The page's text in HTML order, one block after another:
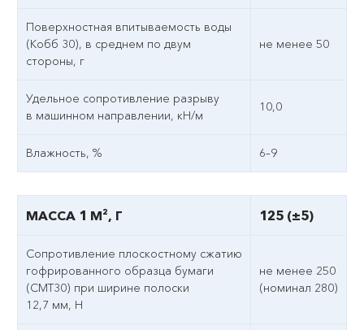
Поверхностная впитываемость воды
(Кобб 30), в среднем по двум
стороны, г
не менее 50
Удельное сопротивление разрыву
в машинном направлении, кН/м
10,0
Влажность, % 6–9
МАССА 1 М², Г 125 (±5)
Сопротивление плоскостному сжатию
гофрированного образца бумаги
(СМТ30) при ширине полоски
12,7 мм, Н
не менее 250
(номинал 280)